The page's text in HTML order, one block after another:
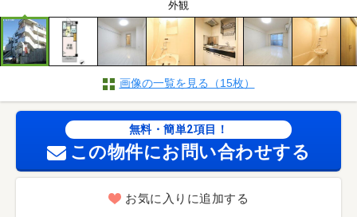
外観
画像の一覧を見る（15枚）
無料・簡単2項目！
この物件にお問い合わせする
お気に入りに追加する